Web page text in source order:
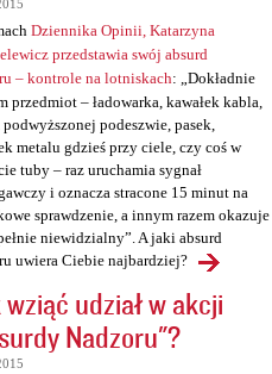
Dziennika Opinii, Katarzyna
przedstawia swój absurd
– kontrole na lotniskach: „Dokładnie
przedmiot – ładowarka, kawałek kabla,
podeszwie, pasek,
metalu gdzieś przy ciele, czy coś w
tuby – raz uruchamia sygnał
i oznacza stracone 15 minut na
sprawdzenie, a innym razem okazuje
niewidzialny”. A jaki absurd
uwiera Ciebie najbardziej?
udział w akcji
Nadzoru"?